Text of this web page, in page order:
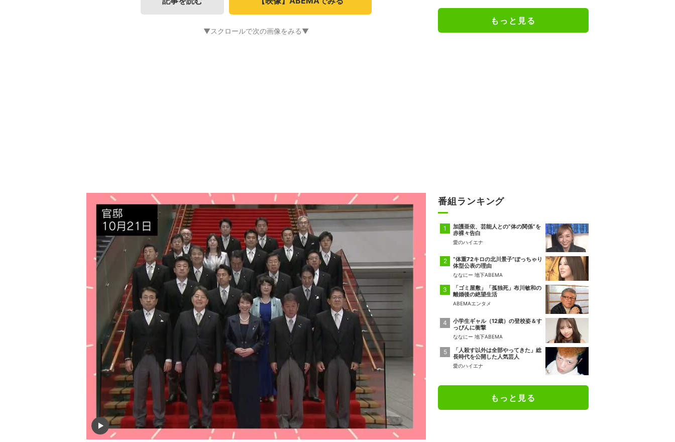
▼スクロールで次の画像をみる▼
もっと見る
番組ランキング
加護亜依、芸能人との“体の関係”を
赤裸々告白
愛のハイエナ
“体重72キロの北川景子”ぽっちゃり
体型公表の理由
ななにー 地下ABEMA
「ゴミ屋敷」「孤独死」布川敏和の
離婚後の絶望生活
ABEMAエンタメ
小学生ギャル（12歳）の登校姿＆す
っぴんに衝撃
ななにー 地下ABEMA
「人殺す以外は全部やってきた」総
長時代を公開した人気芸人
愛のハイエナ
もっと見る